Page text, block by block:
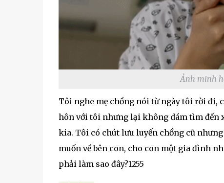
Ảnh minh
Tôi nghe mẹ chồng nói từ ngày tôi rời đi,
hôn với tôi nhưng lại không dám tìm đến
kia. Tôi có chút lưu luyến chồng cũ
muốn về bên con, cho con một gia đình
phải làm sao đây?1255